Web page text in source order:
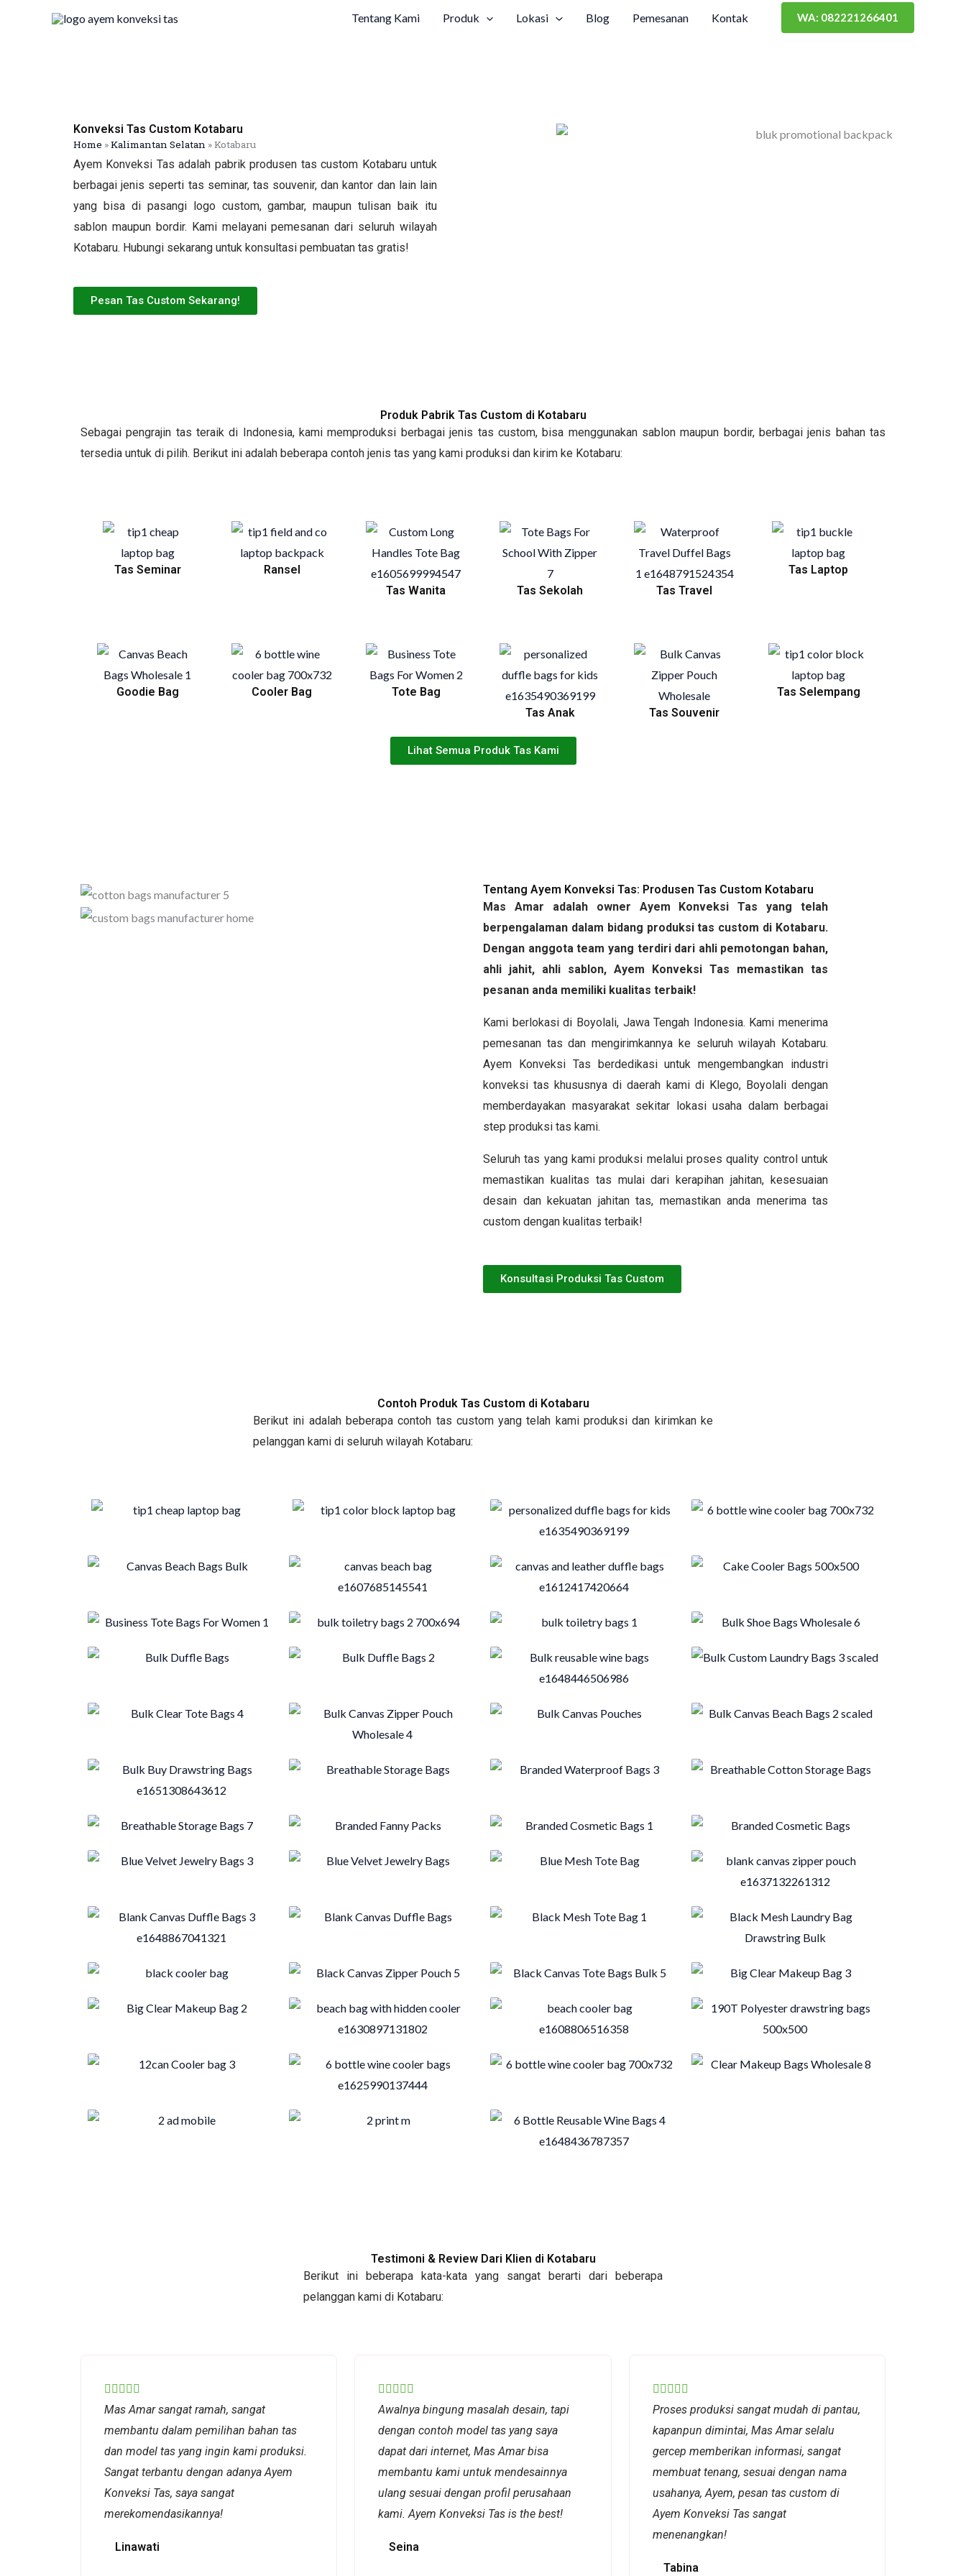
Tentang Kami Produk Lokasi Blog Pemesanan Kontak WA: 082221266401
Konveksi Tas Custom Kotabaru
Home »Kalimantan Selatan »Kotabaru
Ayem Konveksi Tas adalah pabrik produsen tas custom Kotabaru untuk
berbagai jenis seperti tas seminar, tas souvenir, dan kantor dan lain lain
yang bisa di pasangi logo custom, gambar, maupun tulisan baik itu
sablon maupun bordir. Kami melayani pemesanan dari seluruh wilayah
Kotabaru. Hubungi sekarang untuk konsultasi pembuatan tas gratis!
Pesan Tas Custom Sekarang!
Produk Pabrik Tas Custom di Kotabaru
Sebagai pengrajin tas teraik di Indonesia, kami memproduksi berbagai jenis tas custom, bisa menggunakan sablon maupun bordir, berbagai jenis bahan tas
tersedia untuk di pilih. Berikut ini adalah beberapa contoh jenis tas yang kami produksi dan kirim ke Kotabaru:
Tas Seminar
Ransel
Tas Wanita
Tas Sekolah Tas Travel
Tas Laptop
Goodie Bag Cooler Bag
Tote Bag
Tas Anak
Tas Souvenir
Tas Selempang
Lihat Semua Produk Tas Kami
Tentang Ayem Konveksi Tas: Produsen Tas Custom Kotabaru
Mas Amar adalah owner Ayem Konveksi Tas yang telah
berpengalaman dalam bidang produksi tas custom di Kotabaru.
Dengan anggota team yang terdiri dari ahli pemotongan bahan,
ahli jahit, ahli sablon, Ayem Konveksi Tas memastikan tas
pesanan anda memiliki kualitas terbaik!
Kami berlokasi di Boyolali, Jawa Tengah Indonesia. Kami menerima
pemesanan tas dan mengirimkannya ke seluruh wilayah Kotabaru.
Ayem Konveksi Tas berdedikasi untuk mengembangkan industri
konveksi tas khususnya di daerah kami di Klego, Boyolali dengan
memberdayakan masyarakat sekitar lokasi usaha dalam berbagai
step produksi tas kami.
Seluruh tas yang kami produksi melalui proses quality control untuk
memastikan kualitas tas mulai dari kerapihan jahitan, kesesuaian
desain dan kekuatan jahitan tas, memastikan anda menerima tas
custom dengan kualitas terbaik!
Konsultasi Produksi Tas Custom
Contoh Produk Tas Custom di Kotabaru
Berikut ini adalah beberapa contoh tas custom yang telah kami produksi dan kirimkan ke
pelanggan kami di seluruh wilayah Kotabaru:
Testimoni & Review Dari Klien di Kotabaru
Berikut ini beberapa kata-kata yang sangat berarti dari beberapa
pelanggan kami di Kotabaru:
    
5
out
of
5
Mas Amar sangat ramah, sangat
membantu dalam pemilihan bahan tas
dan model tas yang ingin kami produksi.
Sangat terbantu dengan adanya Ayem
Konveksi Tas, saya sangat
merekomendasikannya!
Linawati
    
5
out
of
5
Awalnya bingung masalah desain, tapi
dengan contoh model tas yang saya
dapat dari internet, Mas Amar bisa
membantu kami untuk mendesainnya
ulang sesuai dengan profil perusahaan
kami. Ayem Konveksi Tas is the best!
Seina
    
5
out
of
5
Proses produksi sangat mudah di pantau,
kapanpun dimintai, Mas Amar selalu
gercep memberikan informasi, sangat
membuat tenang, sesuai dengan nama
usahanya, Ayem, pesan tas custom di
Ayem Konveksi Tas sangat
menenangkan!
Tabina